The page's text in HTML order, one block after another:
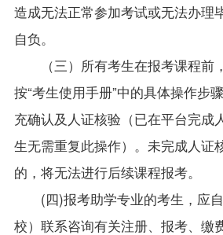
造成无法正常参加考试或无法办理
自负。
（三）所有考生在报考课程前
按“考生使用手册”中的具体操作步
充确认及人证核验（已在平台完成
生无需重复此操作）。未完成人证
的，将无法进行后续课程报考。
(四)报考助学专业的考生，应
校）联系咨询有关注册、 报考、缴